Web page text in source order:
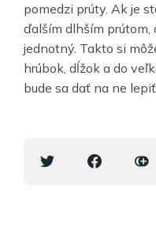
pomedzi prúty. Ak je
ďalším dlhším prútom,
jednotný. Takto si
hrúbok, dĺžok a do
bude sa dať na ne